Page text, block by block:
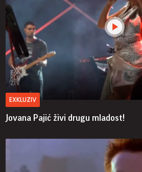
EXKLUZIV
Jovana Pajić živi drugu mladost!